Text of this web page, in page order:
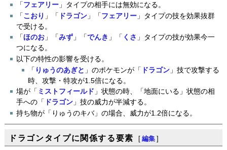
「 フェアリー 」タイプの相手には無効になる。
「 こおり 」「 ドラゴン 」「 フェアリー 」タイプの技を効果抜群
で受ける。
「ほのお 」「みず 」「でんき 」「 くさ 」タイプの技が効果今一
つになる。
以下の特性の影響を受ける。
「 りゅうのあぎと 」のポケモンが「 ドラゴン 」技で攻撃する
時、攻撃・特攻が1.5倍になる。
場が「 ミストフィールド 」状態の時、「地面にいる」状態の相
手への「
ドラゴン 」技の威力が半減する。
持ち物が「りゅうのキバ」の場合、威力が1.2倍になる。
ドラゴンタイプに関係する要素 [ 編集 ]